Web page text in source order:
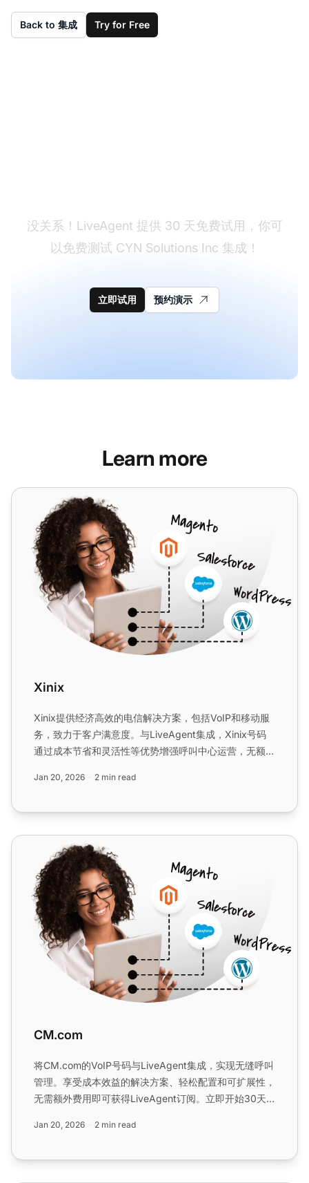
Back to 集成 Try for Free
没关系！LiveAgent 提供 30 天免费试用，你可
以免费测试 CYN Solutions Inc 集成！
立即试用 预约演示
Learn more
Xinix
Xinix
Xinix提供经济高效的电信解决方案，包括VoIP和移动服
务，致力于客户满意度。与LiveAgent集成，Xinix号码
通过成本节省和灵活性等优势增强呼叫中心运营，无额外
Jan 20, 2026 2 min read
CM.com
CM.com
将CM.com的VoIP号码与LiveAgent集成，实现无缝呼叫
管理。享受成本效益的解决方案、轻松配置和可扩展性，
无需额外费用即可获得LiveAgent订阅。立即开始30天
Jan 20, 2026 2 min read